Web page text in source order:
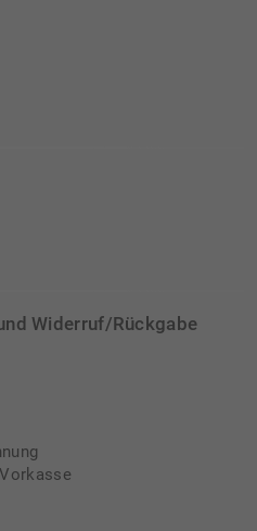
Widerruf/Rückgabe